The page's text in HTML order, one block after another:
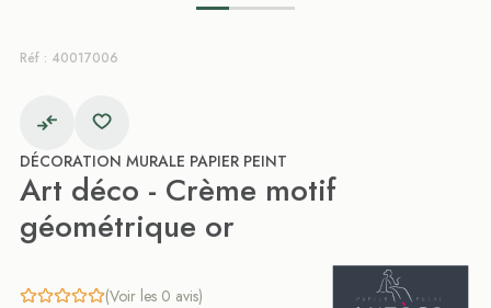
Réf : 40017006
DÉCORATION MURALE PAPIER PEINT
Art déco - Crème motif
géométrique or
(Voir les 0 avis)